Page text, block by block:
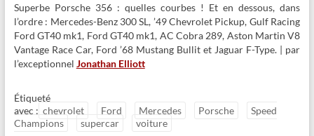
Superbe Porsche 356 : quelles courbes ! Et en dessous, dans
l’ordre : Mercedes-Benz 300 SL, ’49 Chevrolet Pickup, Gulf Racing
Ford GT40 mk1, Ford GT40 mk1, AC Cobra 289, Aston Martin V8
Vantage Race Car, Ford ’68 Mustang Bullit et Jaguar F-Type. | par
l’exceptionnel Jonathan Elliott
Étiqueté
avec : chevrolet Ford Mercedes Porsche
Speed
Champions
supercar voiture